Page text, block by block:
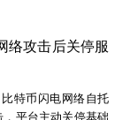
稳定协议，不可
降低对永续合约交
激烈的竞争。 摩根
现最亮眼的项目之
的资产（仅次于比
、XRP 等竞争
示，比特币和以太
续两个月的流出态
量增加 23 吨，至
量降至 3560 亿美
市场的复苏，吸引
流入，仍是年初至
络攻击后关停服
特币闪电网络自托
平台主动关停基础